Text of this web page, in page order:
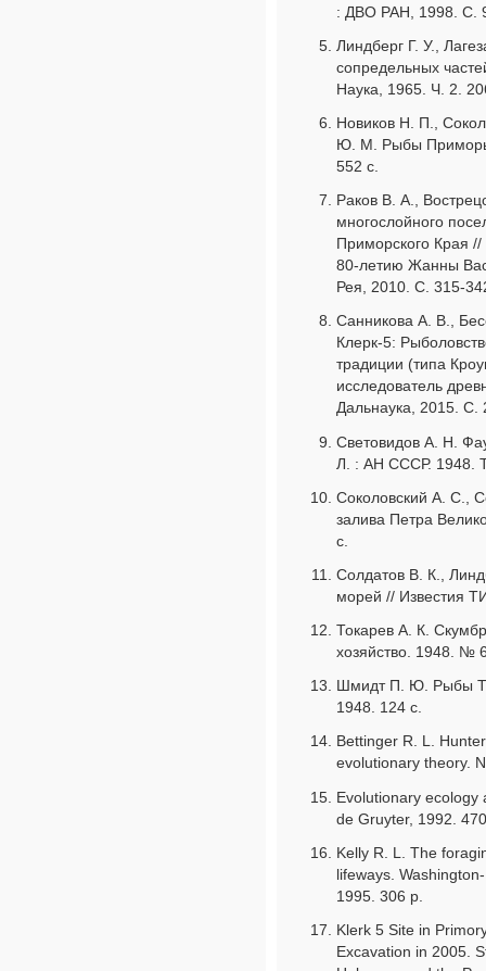
: ДВО РАН, 1998. С.
Линдберг Г. У.,
сопредельных
Наука, 1965. Ч. 2.
Новиков Н. П.,
Ю. М. Рыбы
552 с.
Раков В. А.,
многослойного
Приморского Края //
80-летию Жанны
Рея, 2010. С. 315-
Санникова А. В.,
Клерк-5:
традиции (типа
исследователь
Дальнаука, 2015. С.
Световидов А. Н.
Л. : АН СССР. 1948.
Соколовский А. С.,
залива Петра
с.
Солдатов В. К.,
морей // Известия
Токарев А. К.
хозяйство. 1948. №
Шмидт П. Ю. Рыбы
1948. 124 с.
Bettinger R. L.
evolutionary theory.
Evolutionary ecology
de Gruyter, 1992.
Kelly R. L. The
lifeways.
1995. 306 p.
Klerk 5 Site in
Excavation in 2005.